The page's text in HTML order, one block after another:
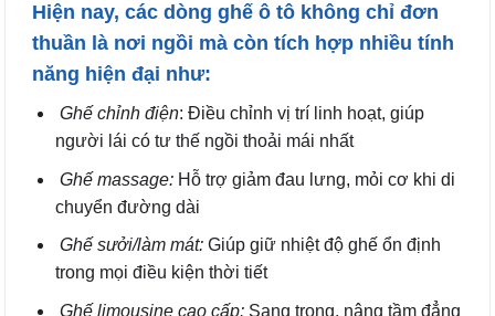
Hiện nay, các dòng ghế ô tô không chỉ đơn
thuần là nơi ngồi mà còn tích hợp nhiều tính
năng hiện đại như:
Ghế chỉnh điện: Điều chỉnh vị trí linh hoạt, giúp
người lái có tư thế ngồi thoải mái nhất
Ghế massage:Hỗ trợ giảm đau lưng, mỏi cơ khi di
chuyển đường dài
Ghế sưởi/làm mát:Giúp giữ nhiệt độ ghế ổn định
trong mọi điều kiện thời tiết
Ghế limousine cao cấp:Sang trọng, nâng tầm đẳng